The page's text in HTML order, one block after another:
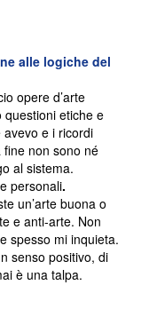
alle logiche del
opere d’arte
etiche e
e i ricordi
non sono né
al sistema.
personali.
un’arte buona o
e anti-arte. Non
spesso mi inquieta.
senso positivo, di
è una talpa.